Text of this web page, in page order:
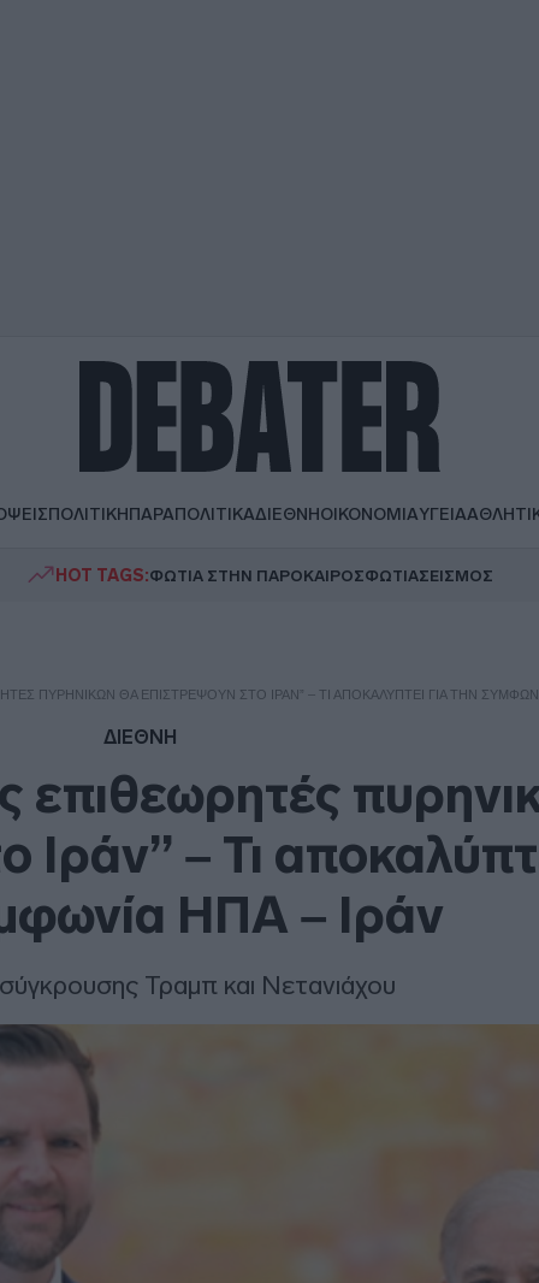
ΠΟΛΙΤΙΚΗΠΑΡΑΠΟΛΙΤΙΚΑΔΙΕΘΝΗΟΙΚΟΝΟΜΙΑΥΓΕΙΑ
HOT TAGS:ΦΩΤΙΑ ΣΤΗΝ ΠΑΡΟΚΑΙΡΟΣΦΩΤΙΑΣΕΙΣΜΟΣ
ΠΥΡΗΝΙΚΏΝ ΘΑ ΕΠΙΣΤΡΈΨΟΥΝ ΣΤΟ ΙΡΆΝ” – ΤΙ ΑΠΟΚΑΛΎΠΤΕΙ ΓΙΑ ΤΗΝ
ΔΙΕΘΝΗ
επιθεωρητές
– Τι
ΗΠΑ – Ιράν
Τραμπ και Νετανιάχου